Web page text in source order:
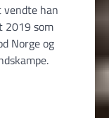
han
2019 som
Norge og